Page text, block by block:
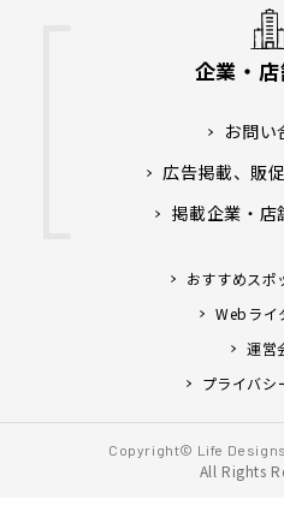
企業・
お問い
広告掲載、販
掲載企業・店
おすすめスポ
Webライ
運営
プライバシ
Copyright© Life
All Rights